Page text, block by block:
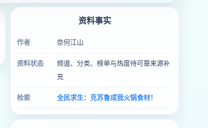
资料事实
作者 奈何江山
资料状态
频道、分类、榜单与热度待可靠来源补
充
检索 全民求生：克苏鲁成我火锅食材！